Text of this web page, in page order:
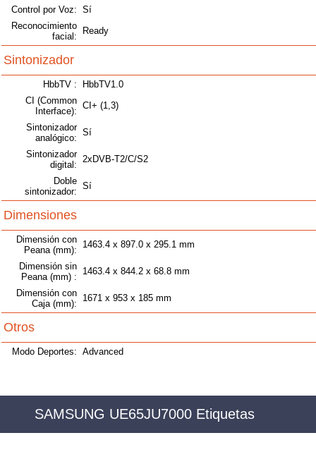
Control por Voz: Sí
Reconocimiento
facial:
Ready
Sintonizador
HbbTV :
HbbTV1.0
CI (Common
Interface):
CI+ (1,3)
Sintonizador
analógico:
Sí
Sintonizador
digital:
2xDVB-T2/C/S2
Doble
sintonizador:
Sí
Dimensiones
Dimensión con
Peana (mm):
1463.4 x 897.0 x 295.1 mm
Dimensión sin
Peana (mm) :
1463.4 x 844.2 x 68.8 mm
Dimensión con
Caja (mm):
1671 x 953 x 185 mm
Otros
Modo Deportes: Advanced
SAMSUNG UE65JU7000 Etiquetas